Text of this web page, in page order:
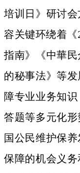
培训日》研讨
容关键环绕着
指南》《中華
的秘事法》等
障专业业务知
答题等多元化
国公民维护保
保障的机会义